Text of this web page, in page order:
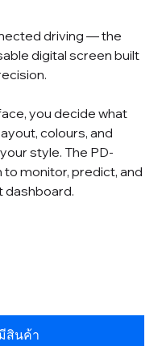
driving — the
digital screen built
you decide what
colours, and
style. The PD-
monitor, predict, and
dashboard.
สินค้า